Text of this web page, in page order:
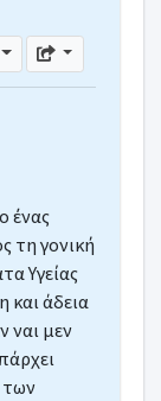
ένας
τη γονική
Υγείας
και άδεια
ναι μεν
των